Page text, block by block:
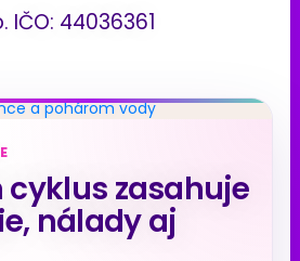
IČO: 44036361
zasahuje
nálady aj